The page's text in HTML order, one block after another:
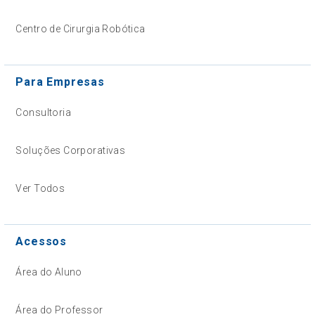
Centro de Cirurgia Robótica
Para Empresas
Consultoria
Soluções Corporativas
Ver Todos
Acessos
Área do Aluno
Área do Professor